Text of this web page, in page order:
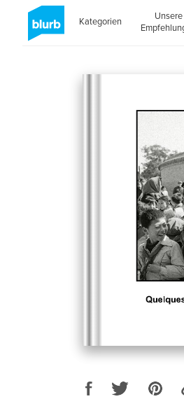
Kategorien
Unsere